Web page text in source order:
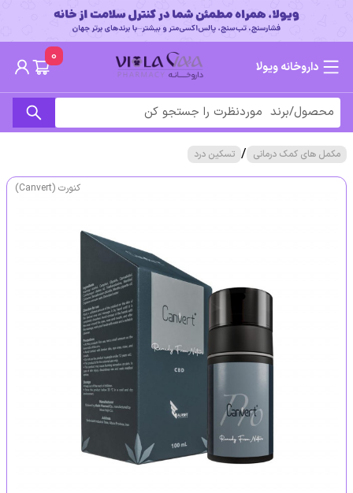
داروخانه ویولا
0
مکمل های کمک درمانی / تسکین درد
کنورت (Canvert)